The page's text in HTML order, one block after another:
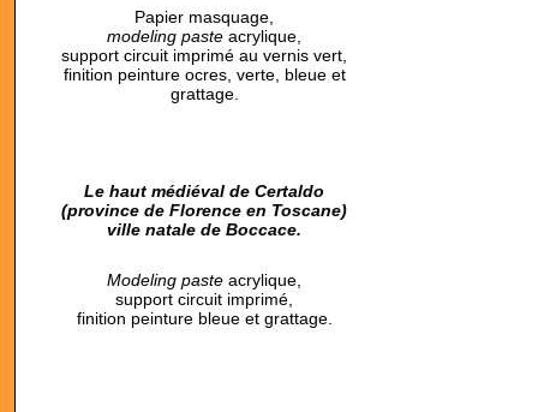
Papier masquage,
modeling paste acrylique,
support circuit imprimé au vernis vert,
finition peinture ocres, verte, bleue et
grattage.
Le haut médiéval de Certaldo
(province de Florence en Toscane)
ville natale de Boccace.
Modeling paste acrylique,
support circuit imprimé,
finition peinture bleue et grattage.